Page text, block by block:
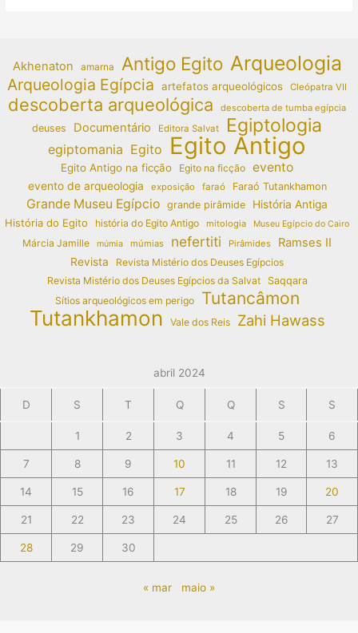
Akhenaton amarna Antigo Egito Arqueologia
Arqueologia Egípcia artefatos arqueológicos Cleópatra VII
descoberta arqueológica descoberta de tumba egípcia
deuses Documentário Editora Salvat Egiptologia
egiptomania Egito Egito Antigo
Egito Antigo na ficção Egito na ficção evento
evento de arqueologia exposição faraó Faraó Tutankhamon
Grande Museu Egípcio grande pirâmide
História Antiga
História do Egito
história do Egito Antigo mitologia Museu Egípcio do Cairo
Márcia Jamille múmia múmias nefertiti Pirâmides Ramses II
Revista
Revista Mistério dos Deuses Egípcios
Revista Mistério dos Deuses Egípcios da Salvat
Saqqara
Sítios arqueológicos em perigo
Tutancâmon
Tutankhamon Vale dos Reis Zahi Hawass
abril 2024
D S T Q Q S S
1 2 3 4 5 6
7 8 9 10 11 12 13
14 15 16 17 18 19 20
21 22 23 24 25 26 27
28 29 30
« mar maio »